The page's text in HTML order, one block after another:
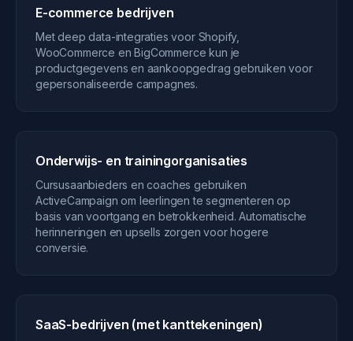
E-commerce bedrijven
Met deep data-integraties voor Shopify,
WooCommerce en BigCommerce kun je
productgegevens en aankoopgedrag gebruiken voor
gepersonaliseerde campagnes.
Onderwijs- en trainingorganisaties
Cursusaanbieders en coaches gebruiken
ActiveCampaign om leerlingen te segmenteren op
basis van voortgang en betrokkenheid. Automatische
herinneringen en upsells zorgen voor hogere
conversie.
SaaS-bedrijven (met kanttekeningen)